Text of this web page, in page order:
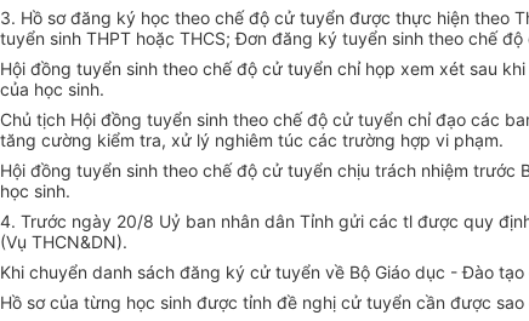
3. Hồ sơ đăng ký học theo chế độ cử tuyển được thực hiện theo
tuyển sinh THPT hoặc THCS; Đơn đăng ký tuyển sinh theo chế
Hội đồng tuyển sinh theo chế độ cử tuyển chỉ họp xem xét sau
của học sinh.
Chủ tịch Hội đồng tuyển sinh theo chế độ cử tuyển chỉ đạo các
tăng cường kiểm tra, xử lý nghiêm túc các trường hợp vi phạm.
Hội đồng tuyển sinh theo chế độ cử tuyển chịu trách nhiệm
học sinh.
4. Trước ngày 20/8 Uỷ ban nhân dân Tỉnh gửi các tl được quy
(Vụ THCN&DN).
Khi chuyển danh sách đăng ký cử tuyển về Bộ Giáo dục - Đào
Hồ sơ của từng học sinh được tỉnh đề nghị cử tuyển cần được